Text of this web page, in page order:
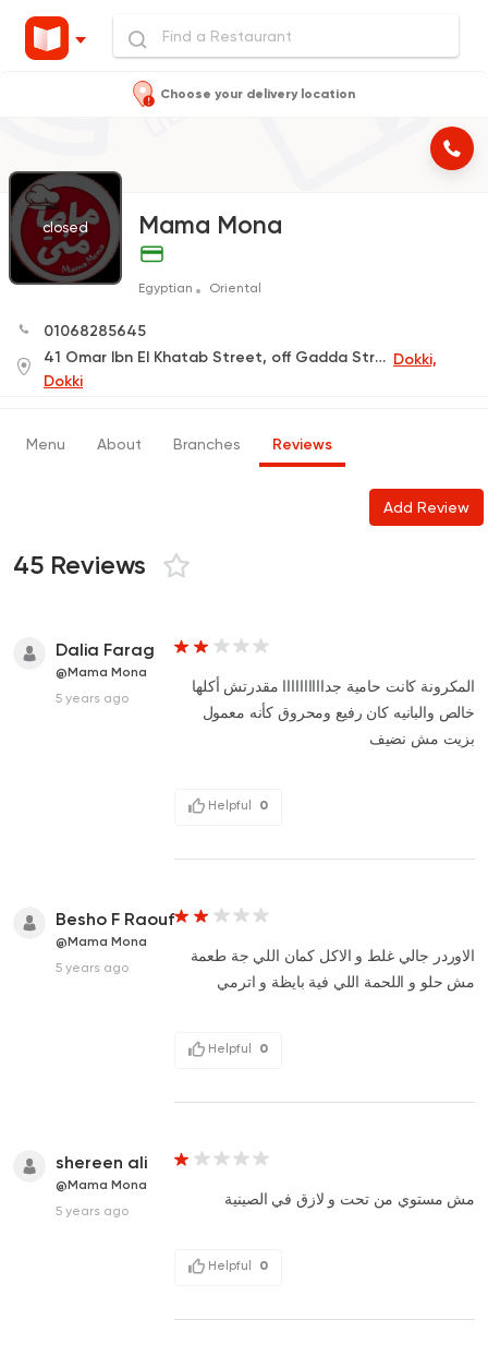
Choose your delivery location
closed Mama Mona
Egyptian Oriental
01068285645
41 Omar Ibn El Khatab Street, off Gadda Street (Delivery Only) Dokki,
Dokki
Menu About Branches Reviews
Add Review
45 Reviews
Dalia Farag
@Mama Mona
5 years ago
المكرونة كانت حامية جداااااااااا مقدرتش أكلها
خالص والبانيه كان رفيع ومحروق كأنه معمول
بزيت مش نضيف
Helpful 0
Besho F Raouf
@Mama Mona
5 years ago
الاوردر جالي غلط و الاكل كمان اللي جة طعمة
مش حلو و اللحمة اللي فية بايظة و اترمي
Helpful 0
shereen ali
@Mama Mona
5 years ago
مش مستوي من تحت و لازق في الصينية
Helpful 0